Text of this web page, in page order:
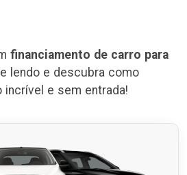
financiamento de carro para
lendo e descubra como
e sem entrada!